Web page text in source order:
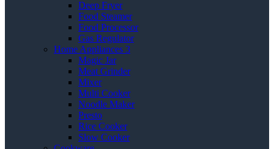
Deep Fryer
Food Steamer
Food Processor
Gas Regulator
Home Appliances 3
Magic Jar
Meat Grinder
Mixer
Multi Cooker
Noodle Maker
Presto
Rice Cooker
Slow Cooker